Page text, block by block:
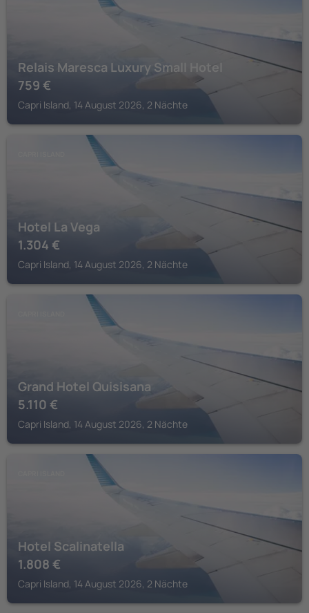
Relais Maresca Luxury Small Hotel
759 €
Capri Island, 14 August 2026, 2 Nächte
Hotel La Vega
1.304 €
Capri Island, 14 August 2026, 2 Nächte
Grand Hotel Quisisana
5.110 €
Capri Island, 14 August 2026, 2 Nächte
Hotel Scalinatella
1.808 €
Capri Island, 14 August 2026, 2 Nächte